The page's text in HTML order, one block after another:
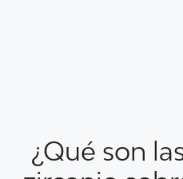
¿Qué son